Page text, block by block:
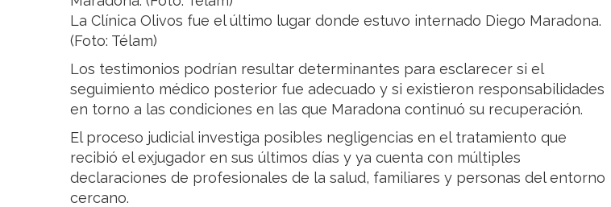
La Clínica Olivos fue el último lugar donde estuvo internado Diego Maradona.
(Foto: Télam)
Los testimonios podrían resultar determinantes para esclarecer si el
seguimiento médico posterior fue adecuado y si existieron responsabilidades
en torno a las condiciones en las que Maradona continuó su recuperación.
El proceso judicial investiga posibles negligencias en el tratamiento que
recibió el exjugador en sus últimos días y ya cuenta con múltiples
declaraciones de profesionales de la salud, familiares y personas del entorno
cercano.